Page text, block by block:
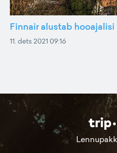
Finnair alustab
11. dets 2021 09:16